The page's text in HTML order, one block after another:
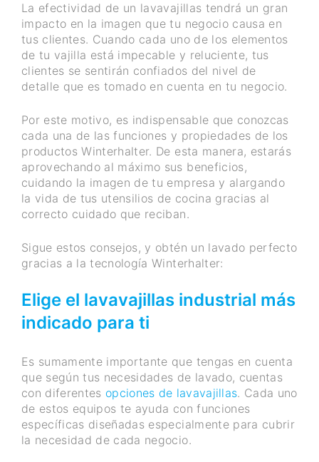
La efectividad de un lavavajillas tendrá un gran
impacto en la imagen que tu negocio causa en
tus clientes. Cuando cada uno de los elementos
de tu vajilla está impecable y reluciente, tus
clientes se sentirán confiados del nivel de
detalle que es tomado en cuenta en tu negocio.
Por este motivo, es indispensable que conozcas
cada una de las funciones y propiedades de los
productos Winterhalter. De esta manera, estarás
aprovechando al máximo sus beneficios,
cuidando la imagen de tu empresa y alargando
la vida de tus utensilios de cocina gracias al
correcto cuidado que reciban.
Sigue estos consejos, y obtén un lavado perfecto
gracias a la tecnología Winterhalter:
Elige el lavavajillas industrial más
indicado para ti
Es sumamente importante que tengas en cuenta
que según tus necesidades de lavado, cuentas
con diferentes opciones de lavavajillas. Cada uno
de estos equipos te ayuda con funciones
específicas diseñadas especialmente para cubrir
la necesidad de cada negocio.